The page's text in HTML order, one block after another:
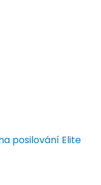
posilování Elite